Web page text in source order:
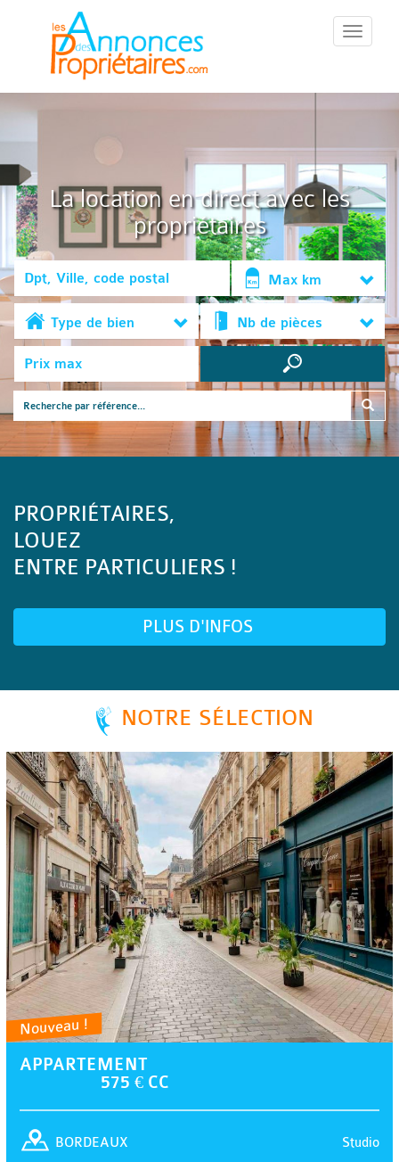
::Menu::
La location en direct avec les
propriétaires
Max km
Type de bien Nb de pièces
PROPRIÉTAIRES,
LOUEZ
ENTRE PARTICULIERS !
PLUS D'INFOS
NOTRE SÉLECTION
Nouveau !
APPARTEMENT
575 € CC
Studio
BORDEAUX